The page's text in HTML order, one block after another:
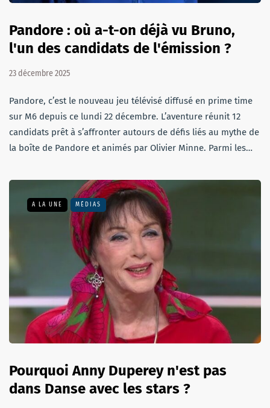
Pandore : où a-t-on déjà vu Bruno,
l'un des candidats de l'émission ?
23 décembre 2025
Pandore, c’est le nouveau jeu télévisé diffusé en prime time
sur M6 depuis ce lundi 22 décembre. L’aventure réunit 12
candidats prêt à s’affronter autours de défis liés au mythe de
la boîte de Pandore et animés par Olivier Minne. Parmi les…
A LA UNE MÉDIAS
Pourquoi Anny Duperey n'est pas
dans Danse avec les stars ?